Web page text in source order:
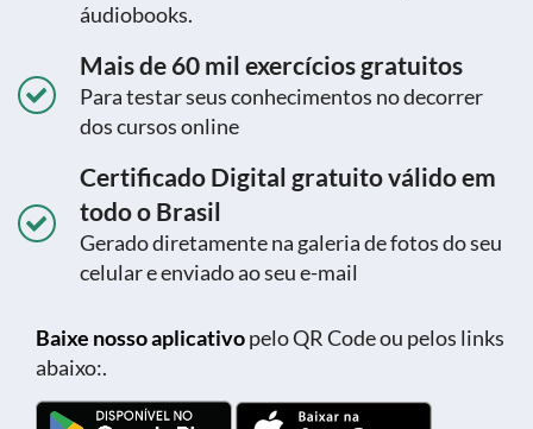
áudiobooks.
Mais de 60 mil exercícios gratuitos
Para testar seus conhecimentos no decorrer
dos cursos online
Certificado Digital gratuito válido em
todo o Brasil
Gerado diretamente na galeria de fotos do seu
celular e enviado ao seu e-mail
Baixe nosso aplicativopelo QR Code ou pelos links
abaixo:.